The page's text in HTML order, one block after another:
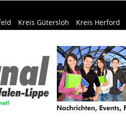
Kreis Gütersloh Kreis Herford